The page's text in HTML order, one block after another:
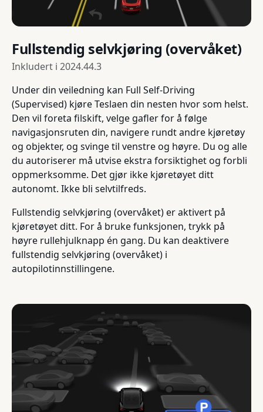
Fullstendig selvkjøring (overvåket)
Inkludert i 2024.44.3
Under din veiledning kan Full Self-Driving
(Supervised) kjøre Teslaen din nesten hvor som helst.
Den vil foreta filskift, velge gafler for å følge
navigasjonsruten din, navigere rundt andre kjøretøy
og objekter, og svinge til venstre og høyre. Du og alle
du autoriserer må utvise ekstra forsiktighet og forbli
oppmerksomme. Det gjør ikke kjøretøyet ditt
autonomt. Ikke bli selvtilfreds.
Fullstendig selvkjøring (overvåket) er aktivert på
kjøretøyet ditt. For å bruke funksjonen, trykk på
høyre rullehjulknapp én gang. Du kan deaktivere
fullstendig selvkjøring (overvåket) i
autopilotinnstillingene.